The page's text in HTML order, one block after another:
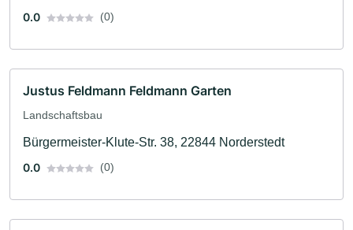
0.0
(0)
Justus Feldmann Feldmann Garten
Landschaftsbau
Bürgermeister-Klute-Str. 38, 22844 Norderstedt
0.0
(0)